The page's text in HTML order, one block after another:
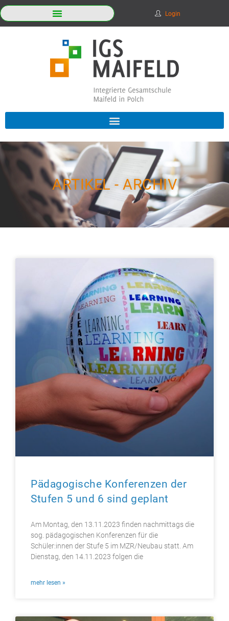
Login
ARTIKEL - ARCHIV
Pädagogische Konferenzen der
Stufen 5 und 6 sind geplant
Am Montag, den 13.11.2023 finden nachmittags die
sog. pädagogischen Konferenzen für die
Schüler:innen der Stufe 5 im MZR/Neubau statt. Am
Dienstag, den 14.11.2023 folgen die
mehr lesen »